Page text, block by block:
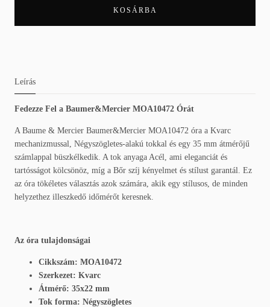
KOSÁRBA
Leírás
Fedezze Fel a Baumer&Mercier MOA10472 Órát
A Baume & Mercier Baumer&Mercier MOA10472 óra a Kvarc
mechanizmussal, Négyszögletes-alakú tokkal és egy 35 mm átmérőjű
számlappal büszkélkedik. A tok anyaga Acél, ami eleganciát és
tartósságot kölcsönöz, míg a Bőr szíj kényelmet és stílust garantál. Ez
az óra tökéletes választás azok számára, akik egy stílusos, de minden
helyzethez illeszkedő időmérőt keresnek.
Az óra tulajdonságai
Cikkszám: MOA10472
Szerkezet: Kvarc
Átmérő: 35x22 mm
Tok forma: Négyszögletes